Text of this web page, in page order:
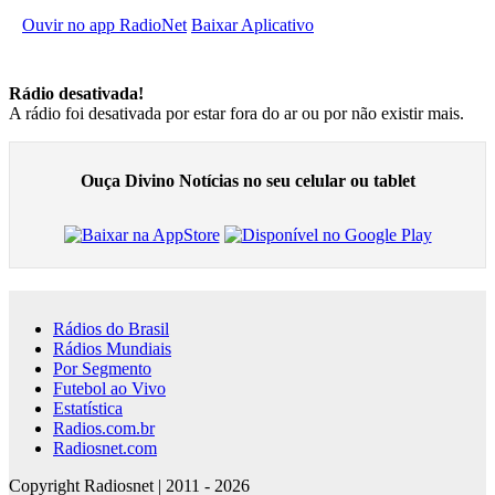
Ouvir no app RadioNet Baixar Aplicativo
Rádio desativada!
A rádio foi desativada por estar fora do ar ou por não existir mais.
Ouça Divino Notícias no seu celular ou tablet
Rádios do Brasil
Rádios Mundiais
Por Segmento
Futebol ao Vivo
Estatística
Radios.com.br
Radiosnet.com
Copyright Radiosnet | 2011 - 2026